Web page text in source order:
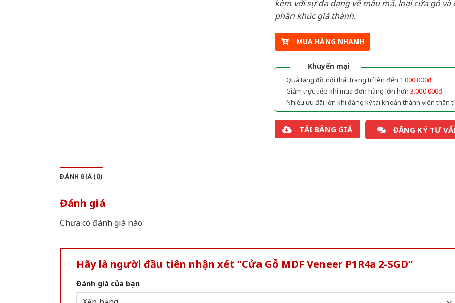
kèm với sự đa dạng về mẫu mã, loại cửa gỗ và
phân khúc giá thành.
MUA HÀNG NHANH
Khuyến mại
Quà tặng đồ nội thất trang trí lên đến 1.000.000đ
Giảm trực tiếp khi mua đơn hàng lớn hơn 3.000.000đ
Nhiều ưu đãi lớn khi đăng ký tài khoản thành viên thân
TẢI BẢNG GIÁ ĐĂNG KÝ TƯ
ĐÁNH GIÁ (0)
Đánh giá
Chưa có đánh giá nào.
Hãy là người đầu tiên nhận xét “Cửa Gỗ MDF Veneer P1R4a 2-SGD”
Đánh giá của bạn